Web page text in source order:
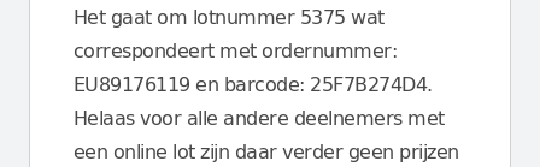
Het gaat om lotnummer 5375 wat
correspondeert met ordernummer:
EU89176119 en barcode: 25F7B274D4.
Helaas voor alle andere deelnemers met
een online lot zijn daar verder geen prijzen